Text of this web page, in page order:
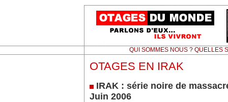
QUI SOMMES NOUS ? QUELLES
OTAGES EN IRAK
IRAK : série noire de
Juin 2006